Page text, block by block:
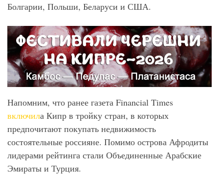
Болгарии, Польши, Беларуси и США.
Напомним, что ранее газета Financial Times
включила Кипр в тройку стран, в которых
предпочитают покупать недвижимость
состоятельные россияне. Помимо острова Афродиты
лидерами рейтинга стали Объединенные Арабские
Эмираты и Турция.